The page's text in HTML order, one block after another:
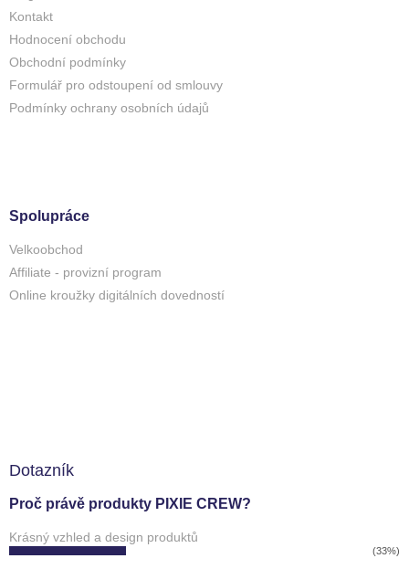
Kontakt
Hodnocení obchodu
Obchodní podmínky
Formulář pro odstoupení od smlouvy
Podmínky ochrany osobních údajů
Spolupráce
Velkoobchod
Affiliate - provizní program
Online kroužky digitálních dovedností
Dotazník
Proč právě produkty PIXIE CREW?
Krásný vzhled a design produktů
(33%)